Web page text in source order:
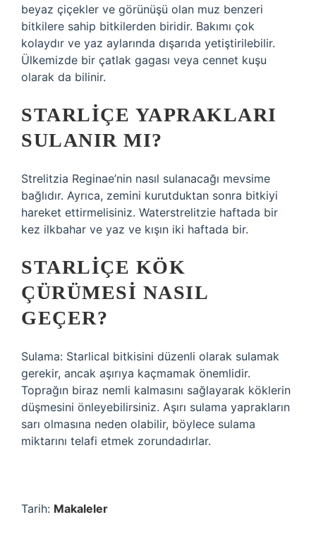
beyaz çiçekler ve görünüşü olan muz benzeri
bitkilere sahip bitkilerden biridir. Bakımı çok
kolaydır ve yaz aylarında dışarıda yetiştirilebilir.
Ülkemizde bir çatlak gagası veya cennet kuşu
olarak da bilinir.
STARLIÇE YAPRAKLARI
SULANIR MI?
Strelitzia Reginae’nin nasıl sulanacağı mevsime
bağlıdır. Ayrıca, zemini kurutduktan sonra bitkiyi
hareket ettirmelisiniz. Waterstrelitzie haftada bir
kez ilkbahar ve yaz ve kışın iki haftada bir.
STARLIÇE KÖK
ÇÜRÜMESI NASIL
GEÇER?
Sulama: Starlical bitkisini düzenli olarak sulamak
gerekir, ancak aşırıya kaçmamak önemlidir.
Toprağın biraz nemli kalmasını sağlayarak köklerin
düşmesini önleyebilirsiniz. Aşırı sulama yaprakların
sarı olmasına neden olabilir, böylece sulama
miktarını telafi etmek zorundadırlar.
Tarih: Makaleler